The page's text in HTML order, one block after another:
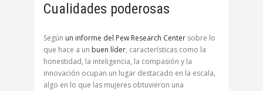
Cualidades poderosas
Según un informe del Pew Research Center sobre lo
que hace a un buen líder, características como la
honestidad, la inteligencia, la compasión y la
innovación ocupan un lugar destacado en la escala,
algo en lo que las mujeres obtuvieron una